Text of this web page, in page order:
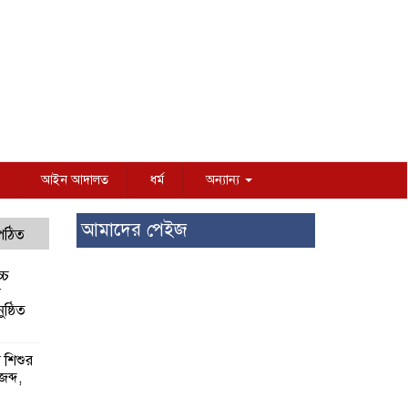
আইন আদালত ধর্ম অন্যান্য
শিশুর
আমাদের পেইজ